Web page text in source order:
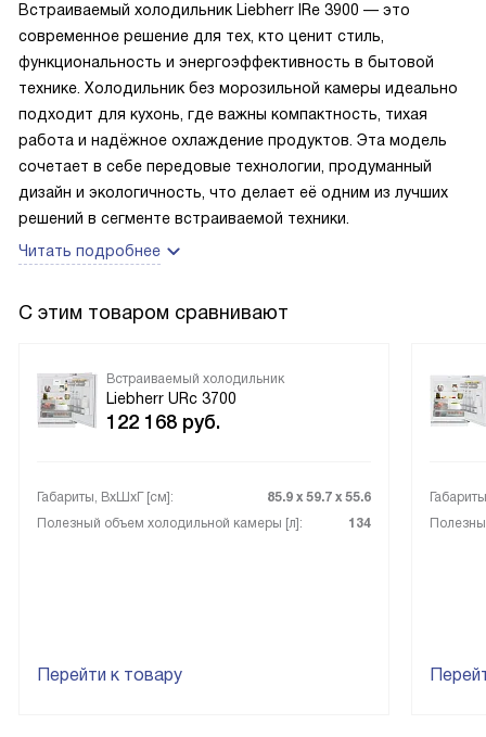
Встраиваемый холодильник Liebherr IRe 3900 — это
современное решение для тех, кто ценит стиль,
функциональность и энергоэффективность в бытовой
технике. Холодильник без морозильной камеры идеально
подходит для кухонь, где важны компактность, тихая
работа и надёжное охлаждение продуктов. Эта модель
сочетает в себе передовые технологии, продуманный
дизайн и экологичность, что делает её одним из лучших
решений в сегменте встраиваемой техники.
Читать подробнее
С этим товаром сравнивают
Встраиваемый холодильник
Liebherr URc 3700
122 168 руб.
Габариты, ВxШxГ [см]:
85.9 х 59.7 х 55.6
Полезный объем холодильной камеры [л]:
134
Перейти к товару